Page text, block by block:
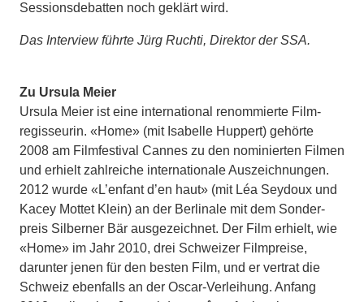
Sessi­onsdebatten noch geklärt wird.
Das Interview führte Jürg Ruchti, Direktor der SSA.
Zu Ursula Meier
Ursula Meier ist eine international renommierte Film-
regisseurin. «Home» (mit Isabelle Huppert) gehörte
2008 am Filmfestival Cannes zu den nominierten Filmen
und erhielt zahlreiche internationale Auszeichnungen.
2012 wurde «L’enfant d’en haut» (mit Léa Seydoux und
Kacey Mottet Klein) an der Berlinale mit dem Sonder­
preis Silberner Bär ausgezeichnet. Der Film erhielt, wie
«Home» im Jahr 2010, drei Schweizer Filmpreise,
darun­ter jenen für den besten Film, und er vertrat die
Schweiz ebenfalls an der Oscar-Verleihung. Anfang